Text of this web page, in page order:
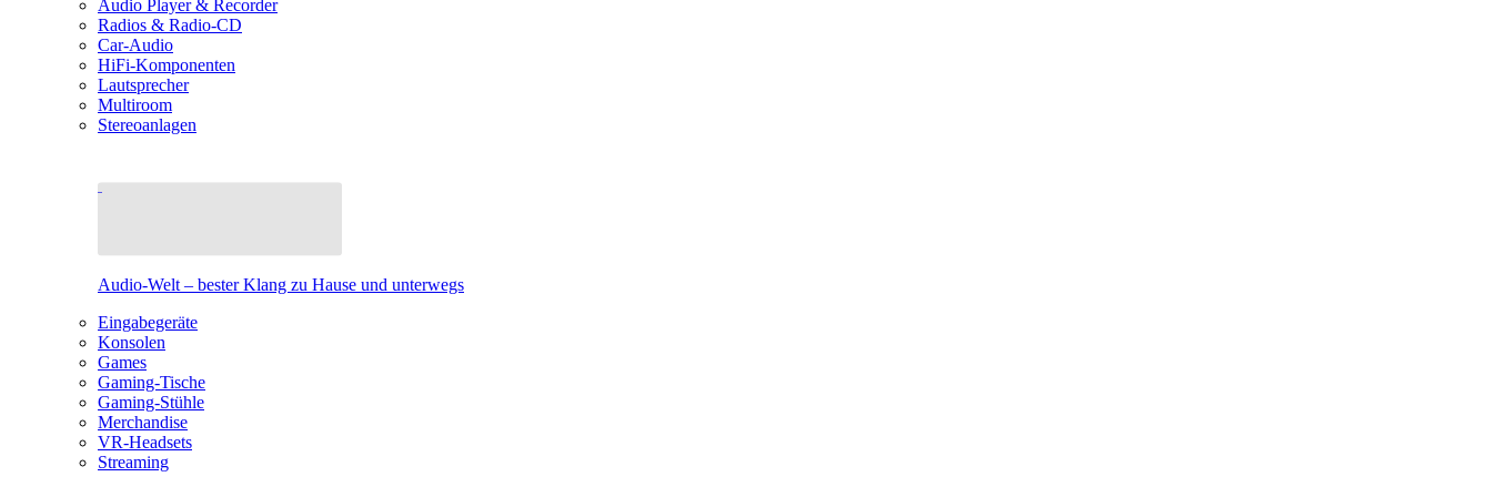
Audio Player & Recorder
Radios & Radio-CD
Car-Audio
HiFi-Komponenten
Lautsprecher
Multiroom
Stereoanlagen
Audio-Welt – bester Klang zu Hause und unterwegs
Eingabegeräte
Konsolen
Games
Gaming-Tische
Gaming-Stühle
Merchandise
VR-Headsets
Streaming